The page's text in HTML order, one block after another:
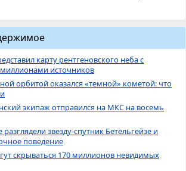
карту рентгеновского неба с
источников
орбитой оказался «темной» кометой: что
экипаж отправился на МКС на восемь
звезду-спутник Бетельгейзе и
поведение
скрываться 170 миллионов невидимых